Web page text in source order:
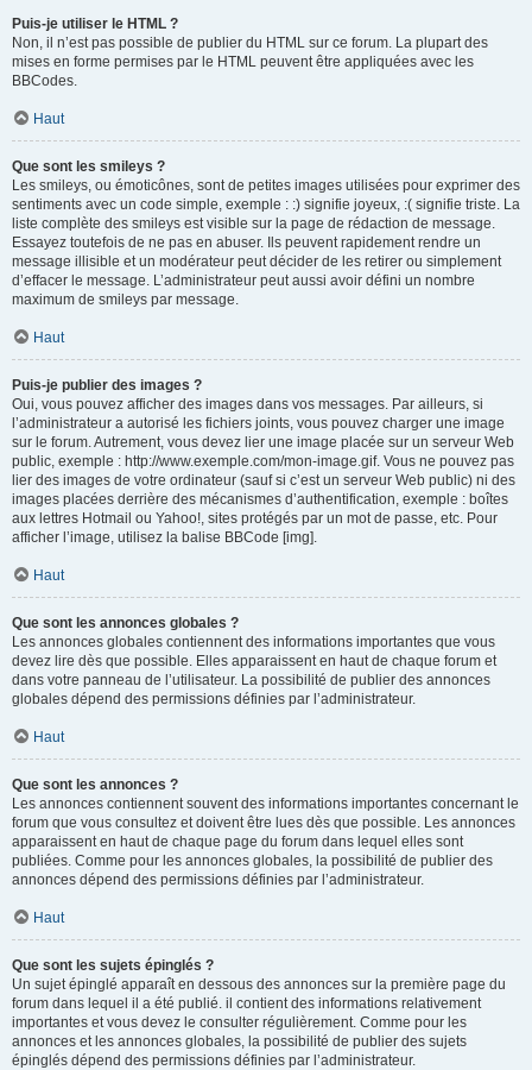
Puis-je utiliser le HTML ?
Non, il n’est pas possible de publier du HTML sur ce forum. La plupart des
mises en forme permises par le HTML peuvent être appliquées avec les
BBCodes.
Haut
Que sont les smileys ?
Les smileys, ou émoticônes, sont de petites images utilisées pour exprimer des
sentiments avec un code simple, exemple : :) signifie joyeux, :( signifie triste. La
liste complète des smileys est visible sur la page de rédaction de message.
Essayez toutefois de ne pas en abuser. Ils peuvent rapidement rendre un
message illisible et un modérateur peut décider de les retirer ou simplement
d’effacer le message. L’administrateur peut aussi avoir défini un nombre
maximum de smileys par message.
Haut
Puis-je publier des images ?
Oui, vous pouvez afficher des images dans vos messages. Par ailleurs, si
l’administrateur a autorisé les fichiers joints, vous pouvez charger une image
sur le forum. Autrement, vous devez lier une image placée sur un serveur Web
public, exemple : http://www.exemple.com/mon-image.gif. Vous ne pouvez pas
lier des images de votre ordinateur (sauf si c’est un serveur Web public) ni des
images placées derrière des mécanismes d’authentification, exemple : boîtes
aux lettres Hotmail ou Yahoo!, sites protégés par un mot de passe, etc. Pour
afficher l’image, utilisez la balise BBCode [img].
Haut
Que sont les annonces globales ?
Les annonces globales contiennent des informations importantes que vous
devez lire dès que possible. Elles apparaissent en haut de chaque forum et
dans votre panneau de l’utilisateur. La possibilité de publier des annonces
globales dépend des permissions définies par l’administrateur.
Haut
Que sont les annonces ?
Les annonces contiennent souvent des informations importantes concernant le
forum que vous consultez et doivent être lues dès que possible. Les annonces
apparaissent en haut de chaque page du forum dans lequel elles sont
publiées. Comme pour les annonces globales, la possibilité de publier des
annonces dépend des permissions définies par l’administrateur.
Haut
Que sont les sujets épinglés ?
Un sujet épinglé apparaît en dessous des annonces sur la première page du
forum dans lequel il a été publié. il contient des informations relativement
importantes et vous devez le consulter régulièrement. Comme pour les
annonces et les annonces globales, la possibilité de publier des sujets
épinglés dépend des permissions définies par l’administrateur.